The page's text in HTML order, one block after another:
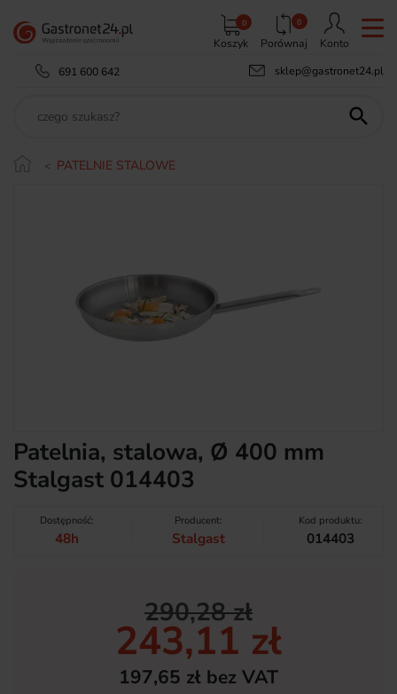
Koszyk
0 0
Porównaj
Konto
691 600 642
sklep@gastronet24.pl

PATELNIE STALOWE
Patelnia, stalowa, Ø 400 mm
Stalgast 014403
Dostępność:
48h
Producent:
Stalgast
Kod produktu:
014403
290,28 zł
243,11 zł
197,65 zł bez VAT